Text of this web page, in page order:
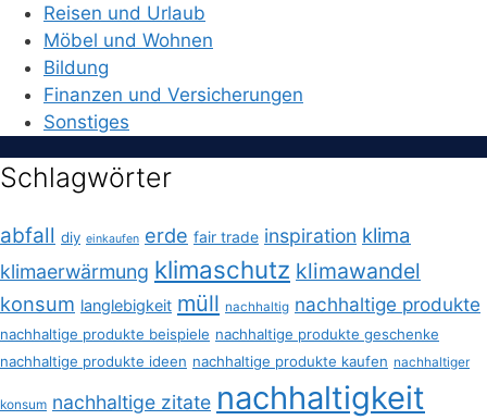
Reisen und Urlaub
Möbel und Wohnen
Bildung
Finanzen und Versicherungen
Sonstiges
Schlagwörter
abfall diy einkaufen erde fair trade inspiration klima
klimaerwärmung klimaschutz klimawandel
konsum langlebigkeit müll nachhaltig nachhaltige produkte
nachhaltige produkte beispiele nachhaltige produkte geschenke
nachhaltige produkte ideen nachhaltige produkte kaufen nachhaltiger
konsum nachhaltige zitate nachhaltigkeit